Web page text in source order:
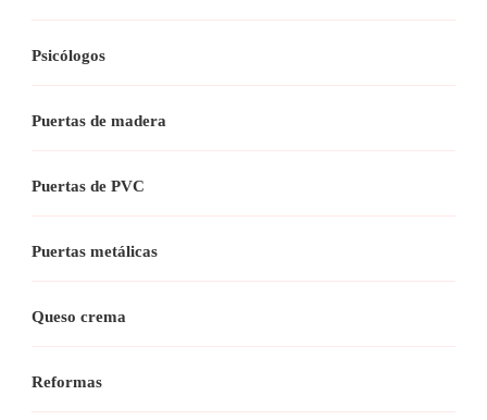
Psicólogos
Puertas de madera
Puertas de PVC
Puertas metálicas
Queso crema
Reformas